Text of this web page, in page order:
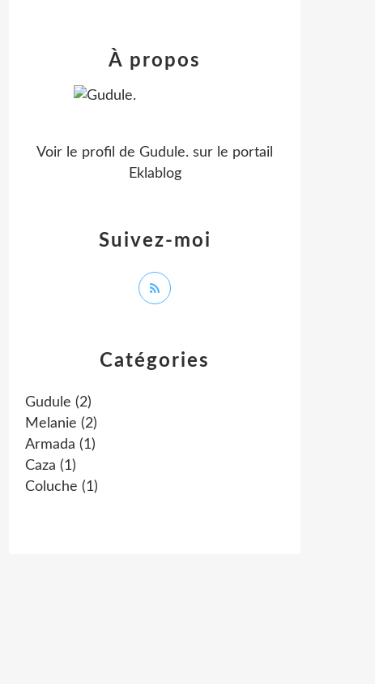
Catégories
Gudule (2)
Melanie (2)
Armada (1)
Caza (1)
Coluche (1)
Suivez-moi
À propos
Voir le profil de Gudule. sur le portail
Eklablog